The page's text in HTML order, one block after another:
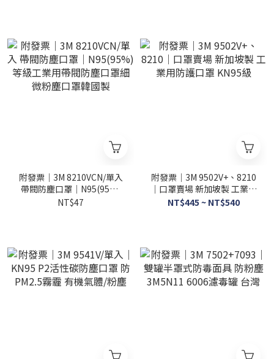
附發票｜3M 8210VCN/單入
帶閥防塵口罩｜N95(95%)
等級工業用帶閥防塵口罩細
NT$47
附發票｜3M 9502V+、8210
｜口罩賣場 新加坡製 工業用
防護口罩 KN95級
NT$445 ~ NT$540